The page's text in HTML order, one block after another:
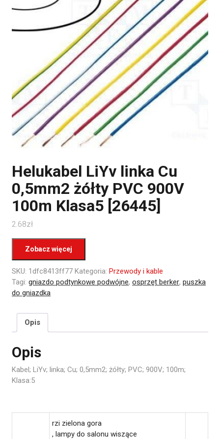
Helukabel LiYv linka Cu
0,5mm2 żółty PVC 900V
100m Klasa5 [26445]
2.68zł
Zobacz więcej
SKU: 1dfc8413ff77 Kategoria: Przewody i kable
Tagi: gniazdo podtynkowe podwójne, osprzęt berker, puszka
do gniazdka
Opis
Opis
Kabel; LiYv; linka; Cu; 0,5mm2; żółty; PVC; 900V; 100m;
Klasa:5
rzi zielona gora
, lampy do salonu wiszące